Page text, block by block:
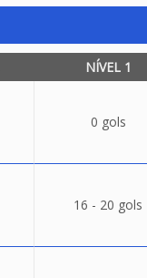
NÍVEL 1
0 gols
16 - 20 gols